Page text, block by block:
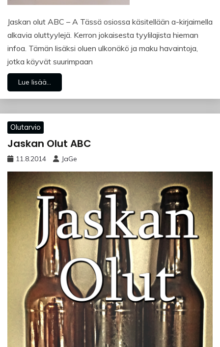
Jaskan olut ABC – A Tässä osiossa käsitellään a-kirjaimella
alkavia oluttyylejä. Kerron jokaisesta tyylilajista hieman
infoa. Tämän lisäksi oluen ulkonäkö ja maku havaintoja,
jotka käyvät suurimpaan
Lue lisää...
Olutarvio
Jaskan Olut ABC
11.8.2014 JaGe